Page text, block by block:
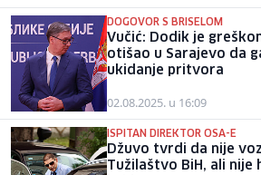
DOGOVOR S BRISELOM
Vučić: Dodik je
otišao u Sarajevo da
ukidanje pritvora
02.08.2025. u 16:09
ISPITAN DIREKTOR OSA-E
Džuvo tvrdi da nije
Tužilaštvo BiH, ali